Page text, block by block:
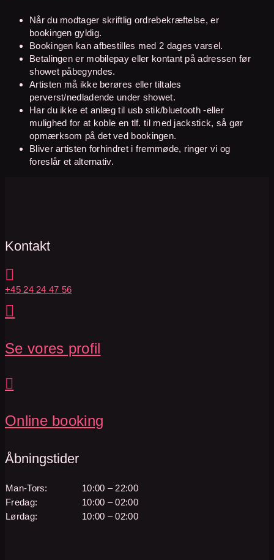
Når du modtager skriftlig ordrebekræftelse, er
bookingen gyldig.
Bookingen kan afbestilles med 2 dages varsel.
Betalingen er mobilepay eller kontant på adressen før
showet påbegyndes.
Artisten må ikke berøres eller tiltales
perverst/nedladende under showet.
Har du ikke et anlæg til usb stik/bluetooth -eller
mulighed for at koble en tlf. til med jackstick, så gør
opmærksom på det ved bookingen.
Bliver artisten forhindret i fremmøde, ringer vi og
foreslår et alternativ.
Kontakt

+45 24 24 47 56

Se vores profil

Online booking
Åbningstider
Man-Tors:
10:00 – 22:00
Fredag:
10:00 – 02:00
Lørdag:
10:00 – 02:00